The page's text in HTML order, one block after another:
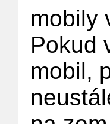
mobily
Pokud
mobil,